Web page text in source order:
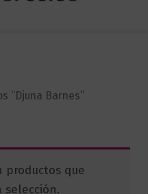
“Djuna Barnes”
productos que
selección.